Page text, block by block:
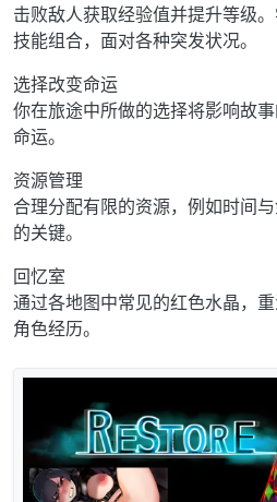
击败敌人获取经验值并提升等级
技能组合，面对各种突发状况。
选择改变命运
你在旅途中所做的选择将影响故
命运。
资源管理
合理分配有限的资源，例如时间
的关键。
回忆室
通过各地图中常见的红色水晶，
角色经历。